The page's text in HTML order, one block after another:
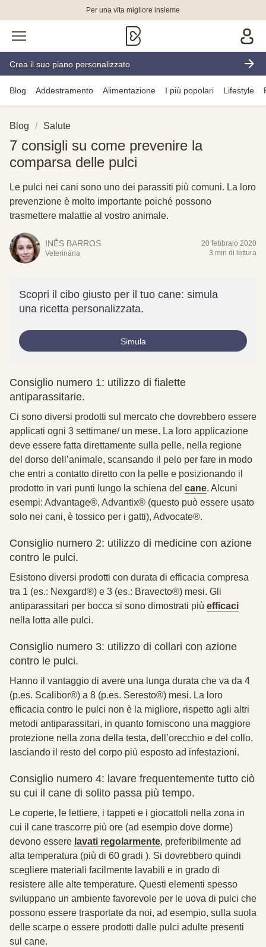
Per una vita migliore insieme
Crea il suo piano personalizzato
Blog Addestramento Alimentazione I più popolari Lifestyle
Blog Salute
7 consigli su come prevenire la
comparsa delle pulci
Le pulci nei cani sono uno dei parassiti più comuni. La loro
prevenzione è molto importante poiché possono
trasmettere malattie al vostro animale.
INÊS BARROS
Veterinária
20 febbraio 2020
3 min di lettura
Scopri il cibo giusto per il tuo cane: simula
una ricetta personalizzata.
Simula
Consiglio numero 1: utilizzo di fialette
antiparassitarie.
Ci sono diversi prodotti sul mercato che dovrebbero essere
applicati ogni 3 settimane/ un mese. La loro applicazione
deve essere fatta direttamente sulla pelle, nella regione
del dorso dell’animale, scansando il pelo per fare in modo
che entri a contatto diretto con la pelle e posizionando il
prodotto in vari punti lungo la schiena del cane. Alcuni
esempi: Advantage®, Advantix® (questo può essere usato
solo nei cani, è tossico per i gatti), Advocate®.
Consiglio numero 2: utilizzo di medicine con azione
contro le pulci.
Esistono diversi prodotti con durata di efficacia compresa
tra 1 (es.: Nexgard®) e 3 (es.: Bravecto®) mesi. Gli
antiparassitari per bocca si sono dimostrati più efficaci
nella lotta alle pulci.
Consiglio numero 3: utilizzo di collari con azione
contro le pulci.
Hanno il vantaggio di avere una lunga durata che va da 4
(p.es. Scalibor®) a 8 (p.es. Seresto®) mesi. La loro
efficacia contro le pulci non è la migliore, rispetto agli altri
metodi antiparassitari, in quanto forniscono una maggiore
protezione nella zona della testa, dell’orecchio e del collo,
lasciando il resto del corpo più esposto ad infestazioni.
Consiglio numero 4: lavare frequentemente tutto ciò
su cui il cane di solito passa più tempo.
Le coperte, le lettiere, i tappeti e i giocattoli nella zona in
cui il cane trascorre più ore (ad esempio dove dorme)
devono essere lavati regolarmente, preferibilmente ad
alta temperatura (più di 60 gradi ). Si dovrebbero quindi
scegliere materiali facilmente lavabili e in grado di
resistere alle alte temperature. Questi elementi spesso
sviluppano un ambiente favorevole per le uova di pulci che
possono essere trasportate da noi, ad esempio, sulla suola
delle scarpe o essere prodotti dalle pulci adulte presenti
sul cane.